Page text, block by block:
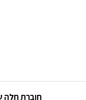
חוברת חלה